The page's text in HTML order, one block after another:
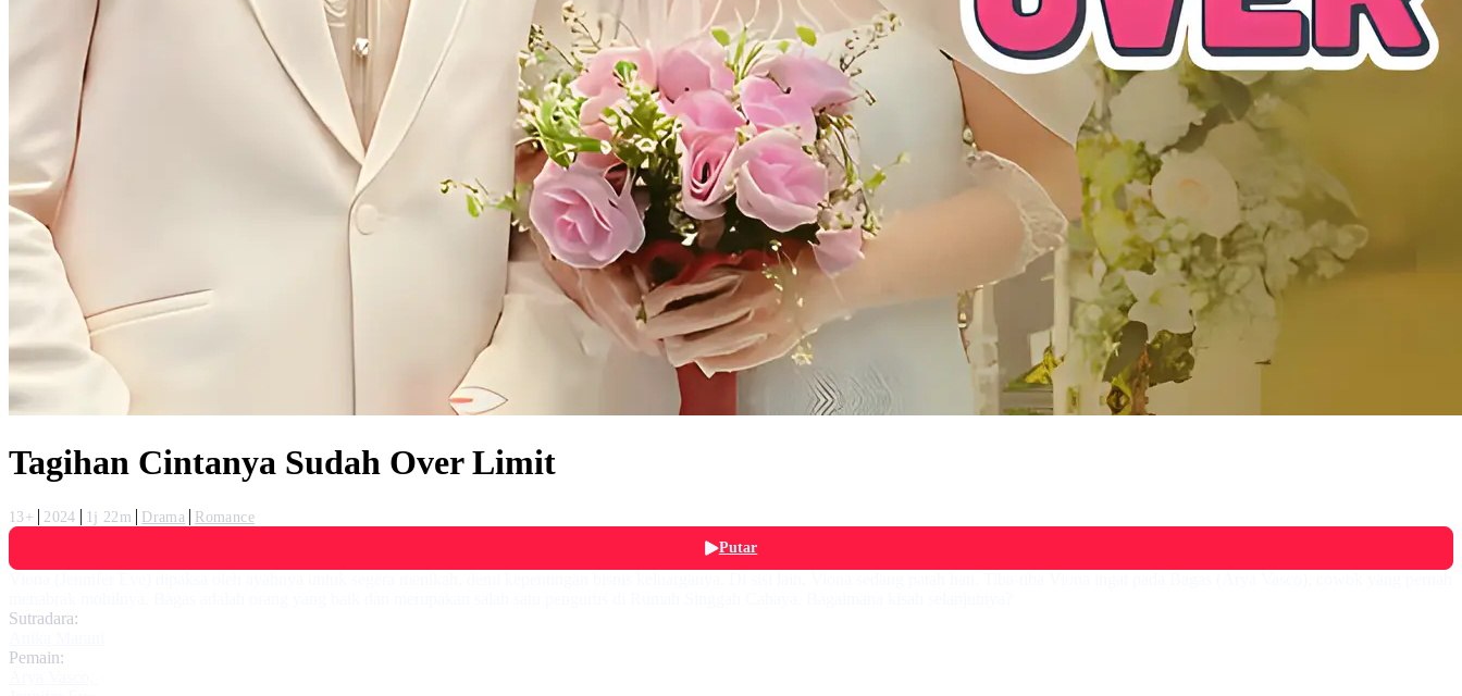
Tagihan Cintanya Sudah Over Limit
13+ 2024 1j 22m Drama
Romance
Putar
Sutradara:
Pemain: